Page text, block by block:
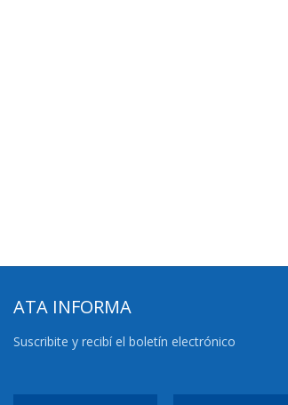
ATA INFORMA
Suscribite y recibí el boletín electrónico